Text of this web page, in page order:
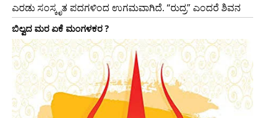
ಎರಡು ಸಂಸ್ಕೃತ ಪದಗಳಿಂದ ಉಗಮವಾಗಿದೆ. “ರುದ್ರ” ಎಂದರೆ ಶಿವನ
ಬಿಲ್ವದ ಮರ ಏಕೆ ಮಂಗಳಕರ ?